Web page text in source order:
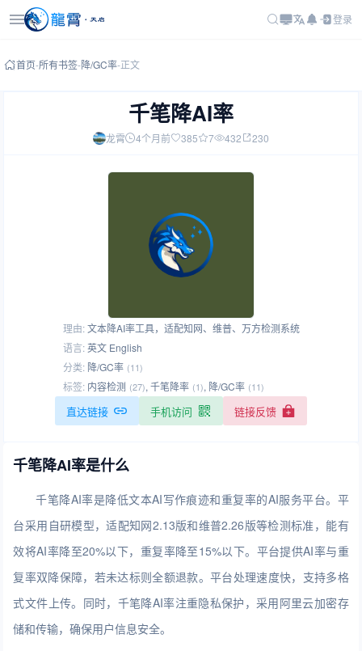
登录
首页-所有书签-降/GC率-正文
千笔降AI率
龙霄 4个月前 385 7 432 230
理由:文本降AI率工具，适配知网、维普、万方检测系统
语言:英文 English
分类: 降/GC率 (11)
标签: 内容检测 (27), 千笔降率 (1), 降/GC率 (11)
直达链接 手机访问 链接反馈
千笔降AI率是什么
千笔降AI率是降低文本AI写作痕迹和重复率的AI服务平台。平
台采用自研模型，适配知网2.13版和维普2.26版等检测标准，能有
效将AI率降至20%以下，重复率降至15%以下。平台提供AI率与重
复率双降保障，若未达标则全额退款。平台处理速度快，支持多格
式文件上传。同时，千笔降AI率注重隐私保护，采用阿里云加密存
储和传输，确保用户信息安全。